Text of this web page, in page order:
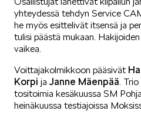
yhteydessä tehdyn Service
he myös esittelivät itsensä ja
tulisi päästä mukaan.
vaikea.
Voittajakolmikkoon pääsivät
Korpi jaJanne Mäenpää. Trio
tositoimia kesäkuussa SM
heinäkuussa testiajoissa